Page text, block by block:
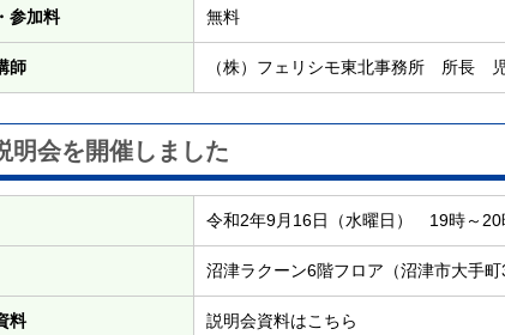
参加料 無料
師 （株）フェリシモ東北事務所 所
明会を開催しました
令和2年9月16日（水曜日） 19時～20
沼津ラクーン6階フロア（沼津市大手町
料
説明会資料はこちら